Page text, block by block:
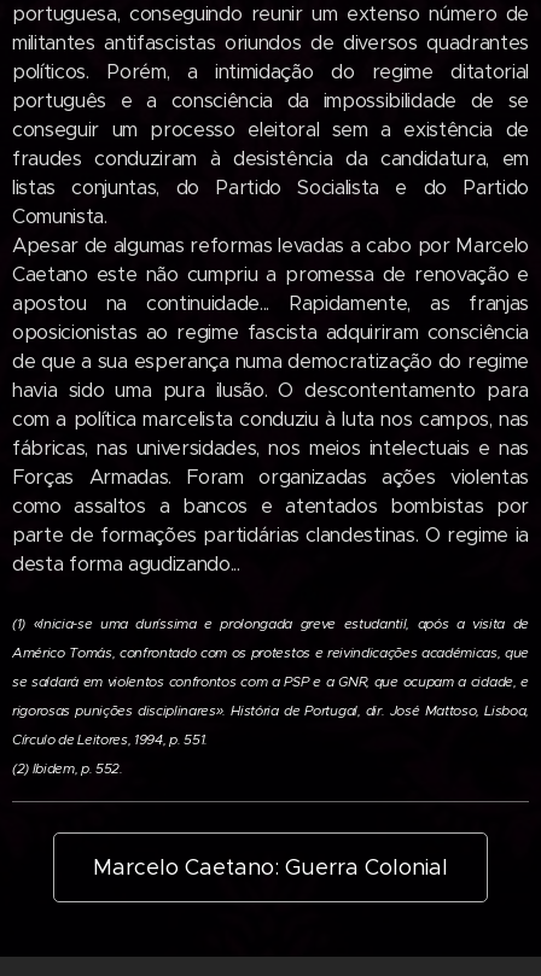
por­tuguesa, conseguindo reunir um extenso número de
militantes antifascistas oriundos de diversos quadrantes
políticos. Porém, a intimidação do regime ditatorial
português e a consciência da impossibilidade de se
conseguir um processo eleitoral sem a existência de
fraudes conduziram à desistência da candidatura, em
listas conjuntas, do Partido Socialista e do Parti­do
Comunista.
Apesar de algumas reformas levadas a cabo por Marcelo
Caetano este não cumpriu a promessa de renovação e
apostou na continuidade... Rapidamente, as franjas
oposicionistas ao regime fascis­ta adquiriram consciência
de que a sua es­perança numa democratização do regime
havia sido uma pura ilusão. O desconten­tamento para
com a política marcelista conduziu à luta nos campos, nas
fábricas, nas universidades, nos meios intelectuais e nas
Forças Armadas. Foram organiza­das ações violentas
como assaltos a bancos e atentados bombistas por
parte de formações partidárias clandestinas. O regime ia
desta forma agudizando...
(1) «Inicia-se uma duríssima e prolongada greve estudantil, após a visita de
Américo Tomás, confrontado com os protestos e reivin­dicações académicas, que
se saldará em vio­lentos confrontos com a PSP e a GNR, que ocupam a cidade, e
rigorosas punições disci­plinares». História de Portugal, dir. José Mat­toso, Lisboa,
Círculo de Leitores, 1994, p. 551.
(2) Ibidem, p. 552.
Marcelo Caetano: Guerra Colonial